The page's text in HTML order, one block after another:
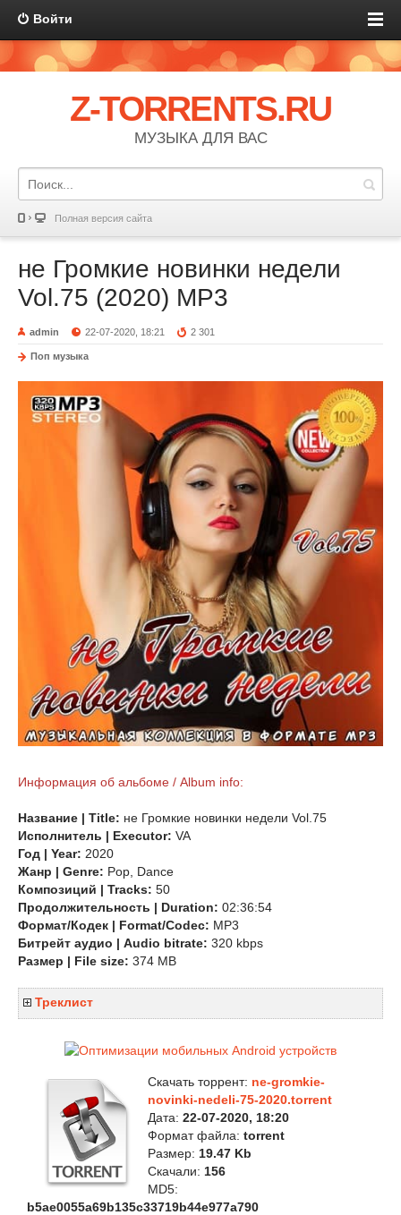
Войти
Z-TORRENTS.RU
МУЗЫКА ДЛЯ ВАС
Полная версия сайта
не Громкие новинки недели
Vol.75 (2020) MP3
admin 22-07-2020, 18:21 2 301
Поп музыка
Информация об альбоме / Album info:
Название | Title: не Громкие новинки недели Vol.75
Исполнитель | Executor: VA
Год | Year: 2020
Жанр | Genre: Pop, Dance
Композиций | Tracks: 50
Продолжительность | Duration: 02:36:54
Формат/Кодек | Format/Codec: MP3
Битрейт аудио | Audio bitrate: 320 kbps
Размер | File size: 374 MB
Треклист
Скачать торрент: ne-gromkie-
novinki-nedeli-75-2020.torrent
Дата: 22-07-2020, 18:20
Формат файла: torrent
Размер: 19.47 Kb
Скачали: 156
MD5:
b5ae0055a69b135c33719b44e977a790